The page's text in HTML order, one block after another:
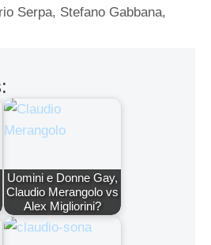
Serpa, Stefano Gabbana,
Uomini e Donne Gay,
Claudio Merangolo vs
Alex Migliorini?